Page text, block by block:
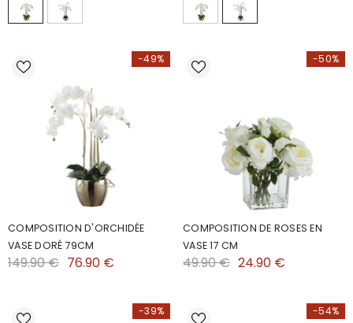
-49%
COMPOSITION D'ORCHIDÉE
VASE DORÉ 79CM
149.90 € 76.90 €
-50%
COMPOSITION DE ROSES EN
VASE 17 CM
49.90 € 24.90 €
-39% -54%